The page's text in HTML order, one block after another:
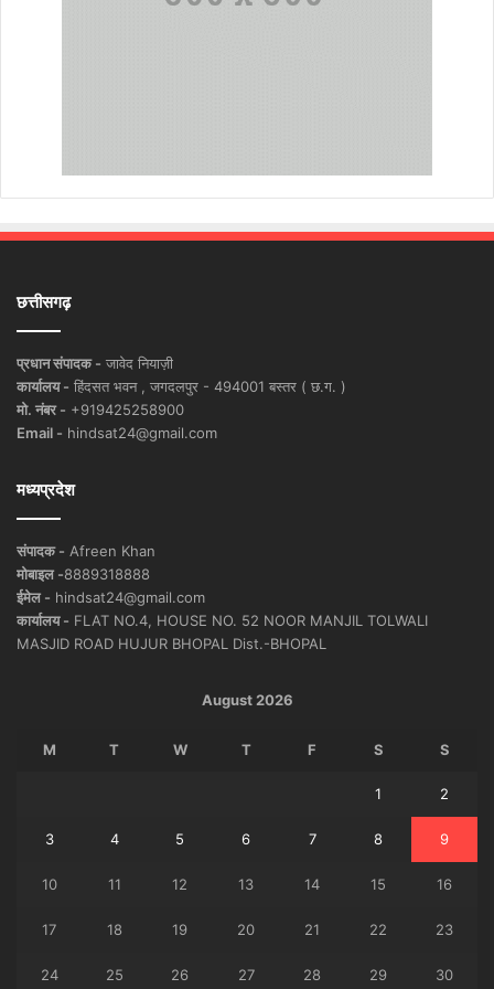
छत्तीसगढ़
प्रधान संपादक - जावेद नियाज़ी
कार्यालय - हिंदसत भवन , जगदलपुर - 494001 बस्तर ( छ.ग. )
मो. नंबर - +919425258900
Email - hindsat24@gmail.com
मध्यप्रदेश
संपादक - Afreen Khan
मोबाइल -8889318888
ईमेल - hindsat24@gmail.com
कार्यालय - FLAT NO.4, HOUSE NO. 52 NOOR MANJIL TOLWALI
MASJID ROAD HUJUR BHOPAL Dist.-BHOPAL
August 2026
M T W T F S S
1 2
3 4 5 6 7 8 9
10 11 12 13 14 15 16
17 18 19 20 21 22 23
24 25 26 27 28 29 30